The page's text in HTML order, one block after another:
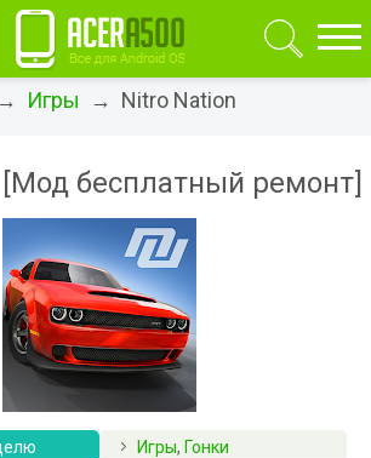
Игры → Nitro Nation
бесплатный ремонт]
Игры, Гонки